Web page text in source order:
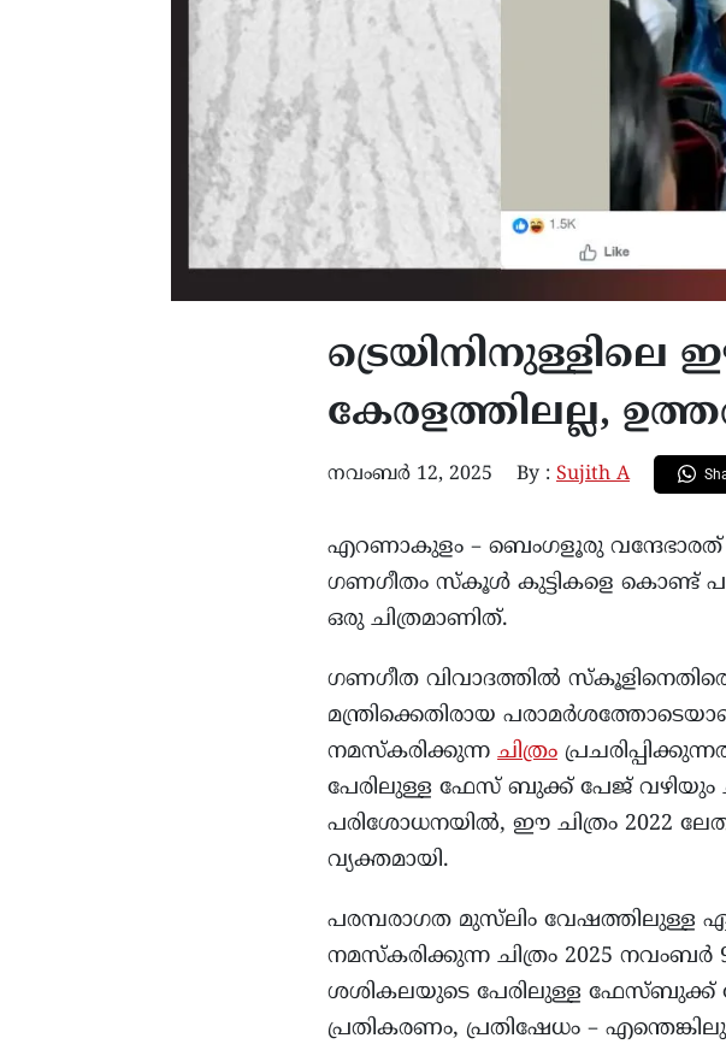
ട്രെയിനിനുള്ളിലെ
കേരളത്തിലല്ല,
നവംബർ 12, 2025 By : Sujith A
എറണാകുളം – ബെംഗളൂരു
ഗണഗീതം സ്കൂള്‍ കുട്ടികളെ കൊണ്ട്
ഒരു ചിത്രമാണിത്.
ഗണഗീത വിവാദത്തില്‍
മന്ത്രിക്കെതിരായ
നമസ്കരിക്കുന്ന ചിത്രം
പേരിലുള്ള ഫേസ് ബുക്ക് പേജ് വഴിയും
പരിശോധനയില്‍, ഈ ചിത്രം 2022
വ്യക്തമായി.
പരമ്പരാഗത മുസ്‌ലിം വേഷത്തിലുള്ള
നമസ്‌കരിക്കുന്ന ചിത്രം 2025
ശശികലയുടെ പേരിലുള്ള ഫേസ്ബുക്ക്
പ്രതികരണം, പ്രതിഷേധം –